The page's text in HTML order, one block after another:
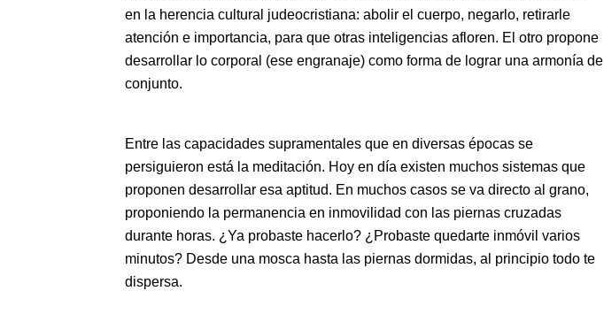
en la herencia cultural judeocristiana: abolir el cuerpo, negarlo, retirarle
atención e importancia, para que otras inteligencias afloren. El otro propone
desarrollar lo corporal (ese engranaje) como forma de lograr una armonía de
conjunto.
Entre las capacidades supramentales que en diversas épocas se
persiguieron está la meditación. Hoy en día existen muchos sistemas que
proponen desarrollar esa aptitud. En muchos casos se va directo al grano,
proponiendo la permanencia en inmovilidad con las piernas cruzadas
durante horas. ¿Ya probaste hacerlo? ¿Probaste quedarte inmóvil varios
minutos? Desde una mosca hasta las piernas dormidas, al principio todo te
dispersa.